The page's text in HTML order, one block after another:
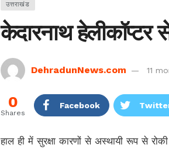
उत्तराखंड
केदारनाथ हेलीकॉप्टर
DehradunNews.com 11
0
Shares
Facebook
हाल ही में सुरक्षा कारणों से अस्थायी रूप से